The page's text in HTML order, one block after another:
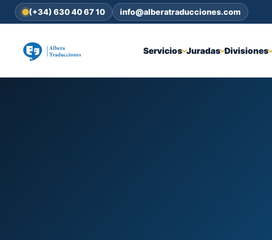
(+34) 630 40 67 10 info@alberatraducciones.com
Servicios Juradas Divisiones